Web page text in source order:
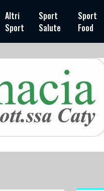
Altri
Sport
Sport
Salute
Sport
Food